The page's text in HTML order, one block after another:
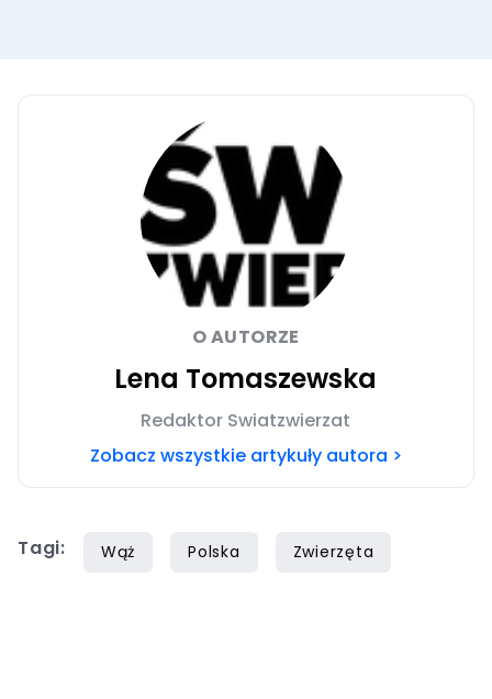
O AUTORZE
Lena Tomaszewska
Redaktor Swiatzwierzat
Zobacz wszystkie artykuły autora >
Tagi: Wąż Polska Zwierzęta